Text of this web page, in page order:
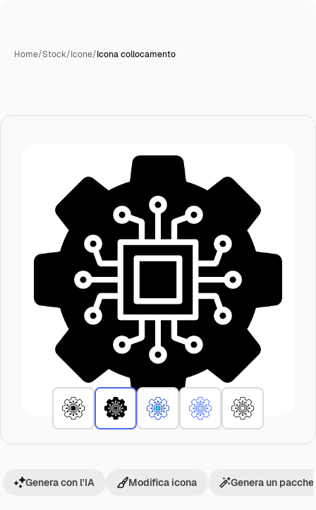
Home/Stock/Icone/Icona collocamento
Genera con l'IA Modifica icona Genera un